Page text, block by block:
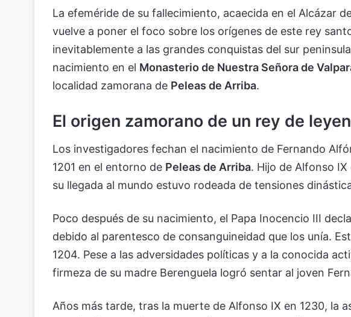
La efeméride de su fallecimiento, acaecida en el Alcázar
vuelve a poner el foco sobre los orígenes de este rey
inevitablemente a las grandes conquistas del sur
nacimiento en el Monasterio de Nuestra Señora de
localidad zamorana de Peleas de Arriba.
El origen zamorano de un rey de
Los investigadores fechan el nacimiento de Fernando
1201 en el entorno de Peleas de Arriba. Hijo de Alfonso
su llegada al mundo estuvo rodeada de tensiones
Poco después de su nacimiento, el Papa Inocencio III
debido al parentesco de consanguineidad que los unía.
1204. Pese a las adversidades políticas y a la conocida
firmeza de su madre Berenguela logró sentar al joven
Años más tarde, tras la muerte de Alfonso IX en 1230, la